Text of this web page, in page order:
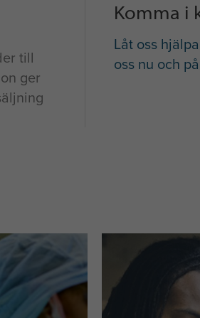
till
ger
Komma i
Låt oss
oss nu och